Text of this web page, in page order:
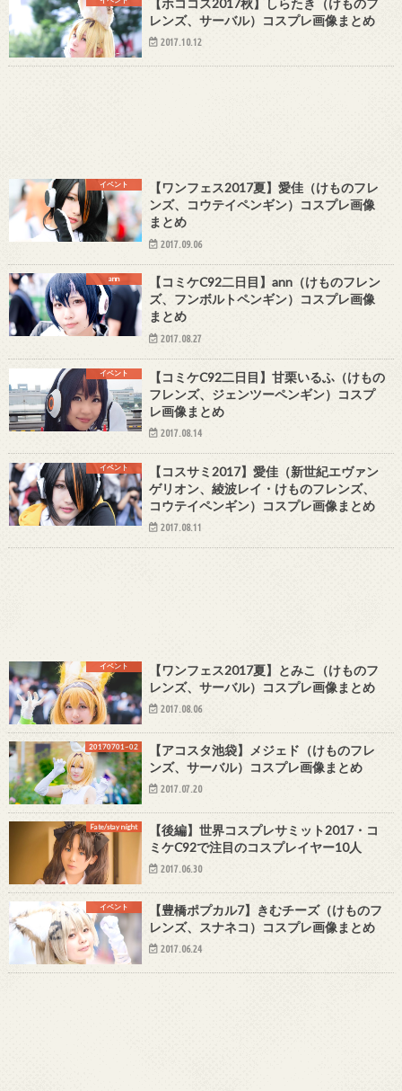
【ホココス2017秋】しらたき（けものフ
レンズ、サーバル）コスプレ画像まとめ
2017.10.12
イベント
【ワンフェス2017夏】愛佳（けものフレ
ンズ、コウテイペンギン）コスプレ画像
まとめ
2017.09.06
ann
【コミケC92二日目】ann（けものフレン
ズ、フンボルトペンギン）コスプレ画像
まとめ
2017.08.27
イベント
【コミケC92二日目】甘栗いるふ（けもの
フレンズ、ジェンツーペンギン）コスプ
レ画像まとめ
2017.08.14
イベント
【コスサミ2017】愛佳（新世紀エヴァン
ゲリオン、綾波レイ・けものフレンズ、
コウテイペンギン）コスプレ画像まとめ
2017.08.11
イベント
【ワンフェス2017夏】とみこ（けものフ
レンズ、サーバル）コスプレ画像まとめ
2017.08.06
20170701~02
【アコスタ池袋】メジェド（けものフレ
ンズ、サーバル）コスプレ画像まとめ
2017.07.20
Fate/stay night
【後編】世界コスプレサミット2017・コ
ミケC92で注目のコスプレイヤー10人
2017.06.30
イベント
【豊橋ポプカル7】きむチーズ（けものフ
レンズ、スナネコ）コスプレ画像まとめ
2017.06.24